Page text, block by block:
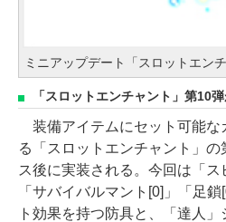
ミニアップデート「スロットエン
「スロットエンチャント」第10
装備アイテムにセット可能な
る「スロットエンチャント」
ス後に実装される。今回は「ス
「サバイバルマント[0]」「足
ト効果を持つ防具と、「達人